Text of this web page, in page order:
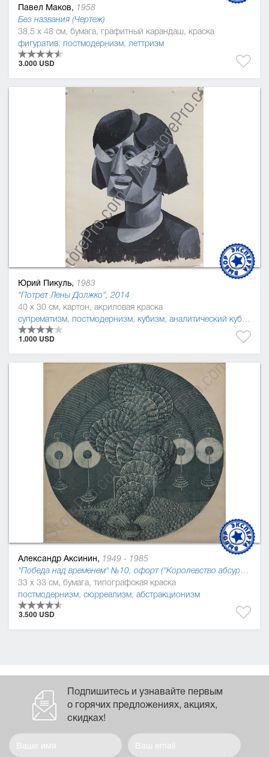
Павел Маков, 1958
Без названия (Чертеж)
38.5 x 48 см, бумага, графитный карандаш, краска
фигуратив, постмодернизм, леттризм
3.000 USD
Юрий Пикуль, 1983
"Потрет Лены Должко", 2014
40 x 30 см, картон, акриловая краска
супрематизм, постмодернизм, кубизм, аналитический кубизм
1.000 USD
Александр Аксинин, 1949 - 1985
"Победа над временем" №10, офорт ("Королевство абсурдов Джонатана Свифта"), 1978
33 x 33 см, бумага, типографская краска
постмодернизм, сюрреализм, абстракционизм
3.500 USD
Подпишитесь и узнавайте первым
о горячих предложениях, акциях,
скидках!